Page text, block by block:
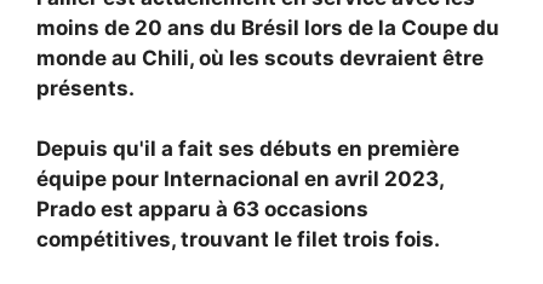
moins de 20 ans du Brésil lors de la Coupe du
monde au Chili, où les scouts devraient être
présents.
Depuis qu'il a fait ses débuts en première
équipe pour Internacional en avril 2023,
Prado est apparu à 63 occasions
compétitives, trouvant le filet trois fois.